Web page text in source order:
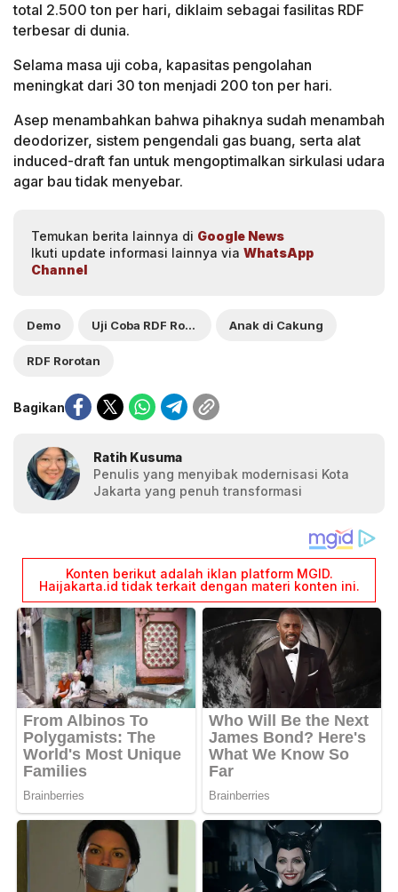
total 2.500 ton per hari, diklaim sebagai fasilitas RDF
terbesar di dunia.
Selama masa uji coba, kapasitas pengolahan
meningkat dari 30 ton menjadi 200 ton per hari.
Asep menambahkan bahwa pihaknya sudah menambah
deodorizer, sistem pengendali gas buang, serta alat
induced-draft fan untuk mengoptimalkan sirkulasi udara
agar bau tidak menyebar.
Temukan berita lainnya di Google News
Ikuti update informasi lainnya via WhatsApp
Channel
Demo Uji Coba RDF Rorotan Anak di Cakung
RDF Rorotan
Bagikan
Ratih Kusuma
Penulis yang menyibak modernisasi Kota
Jakarta yang penuh transformasi